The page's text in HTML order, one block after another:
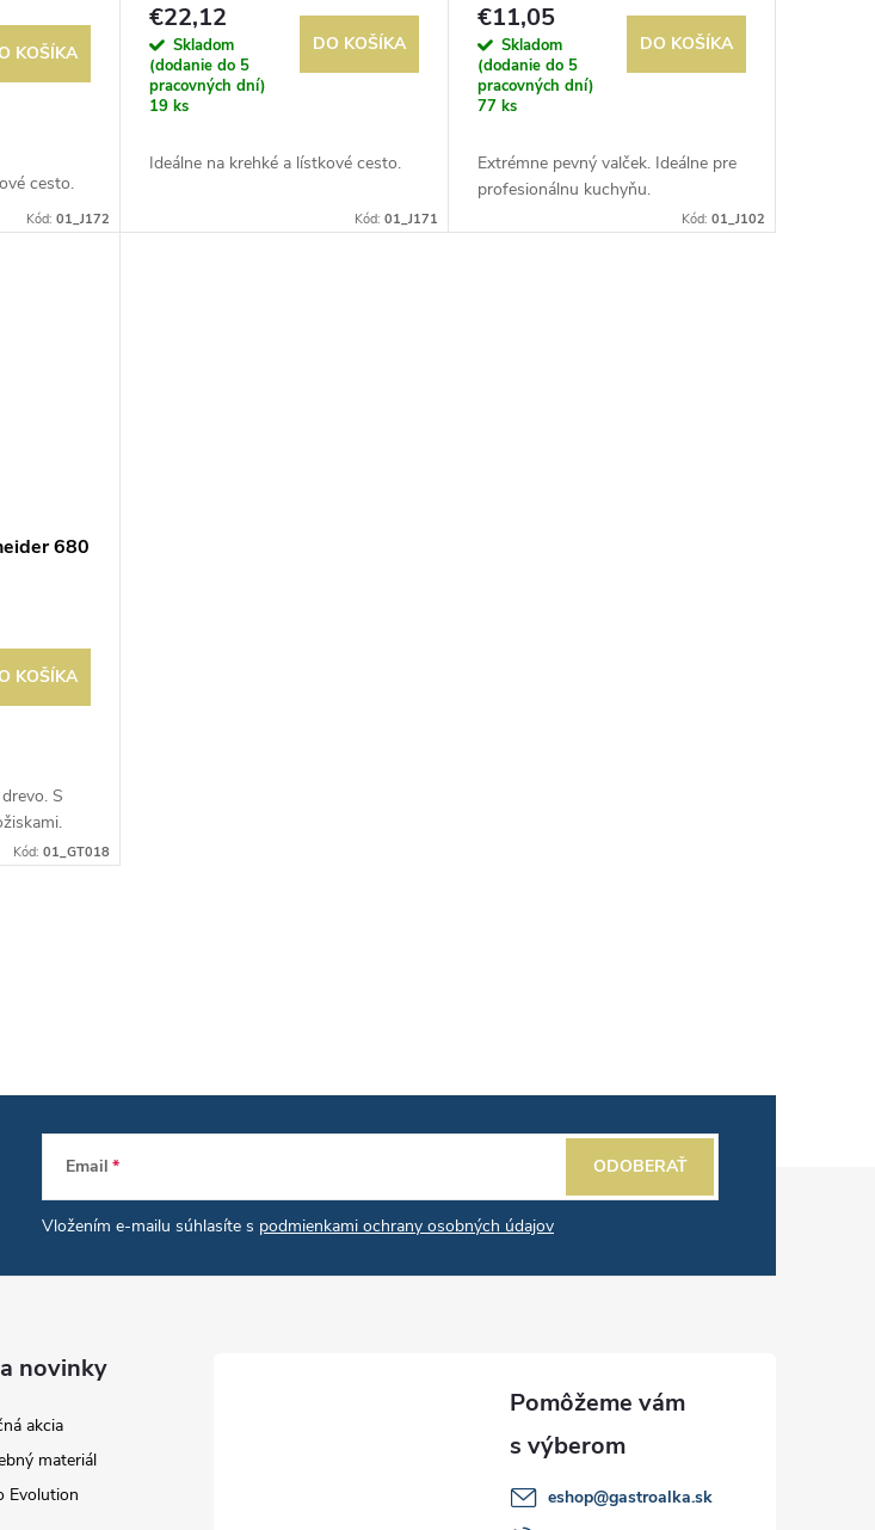
KOŠÍKA
cesto.
Kód:01_J172
€22,12
Skladom
(dodanie do 5
pracovných dní)
19 ks
DO KOŠÍKA
Ideálne na krehké a lístkové cesto.
Kód: 01_J171
€11,05
Skladom
(dodanie do 5
pracovných dní)
77 ks
DO KOŠÍKA
Extrémne pevný valček. Ideálne pre
profesionálnu kuchyňu.
Kód: 01_J102
680
KOŠÍKA
S
Kód:01_GT018
Email
Vložením e-mailu súhlasíte s podmienkami ochrany osobných údajov
ODOBERAŤ
novinky
akcia
materiál
Evolution
eshop@gastroalka.sk